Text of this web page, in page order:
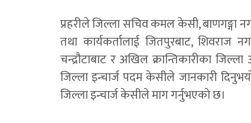
प्रहरीले जिल्ला सचिव कमल केसी, बाणगङ्गा
तथा कार्यकर्तालाई जितपुरबाट,
चन्द्रौटाबाट र अखिल क्रान्तिकारीका
जिल्ला इन्चार्ज पदम केसीले जानकारी
जिल्ला इन्चार्ज केसीले माग गर्नुभएकाे छ।